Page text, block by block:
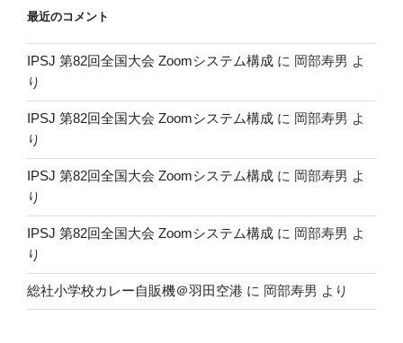
最近のコメント
IPSJ 第82回全国大会 Zoomシステム構成 に 岡部寿男 よ
り
IPSJ 第82回全国大会 Zoomシステム構成 に 岡部寿男 よ
り
IPSJ 第82回全国大会 Zoomシステム構成 に 岡部寿男 よ
り
IPSJ 第82回全国大会 Zoomシステム構成 に 岡部寿男 よ
り
総社小学校カレー自販機＠羽田空港 に 岡部寿男 より